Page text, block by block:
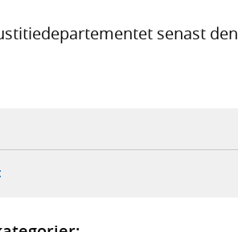
senast den
flik, extern webbplats,
- öppnar din e-postklient,